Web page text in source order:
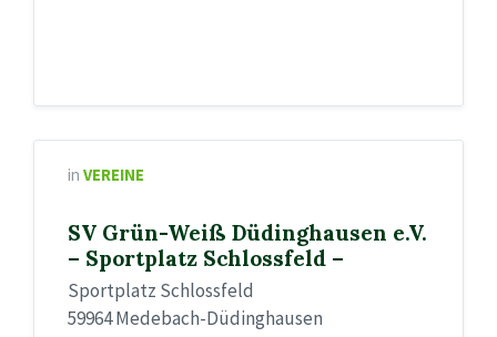
in VEREINE
SV Grün-Weiß Düdinghausen e.V.
– Sportplatz Schlossfeld –
Sportplatz Schlossfeld
59964 Medebach-Düdinghausen